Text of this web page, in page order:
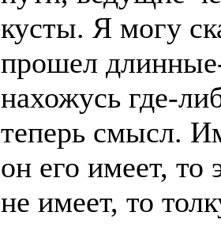
кусты. Я могу
прошел
нахожусь где-
теперь смысл.
он его имеет, то
не имеет, то